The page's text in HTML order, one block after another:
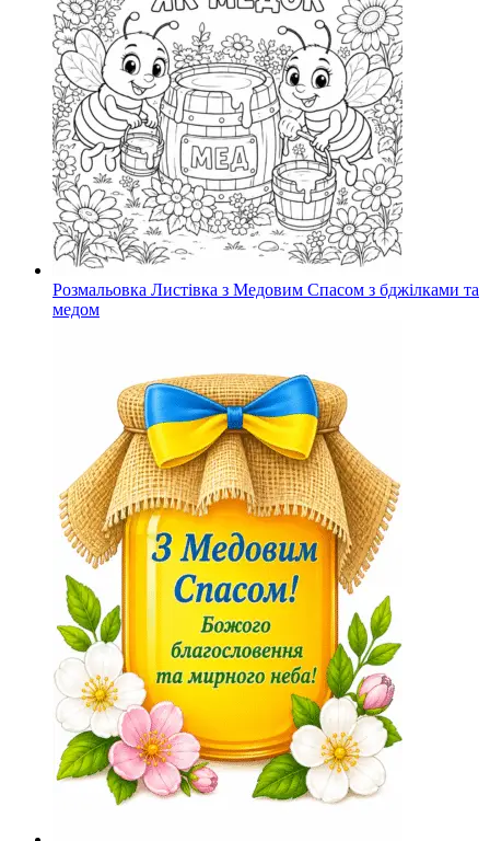
Розмальовка Листівка з Медовим Спасом з бджілками та
медом